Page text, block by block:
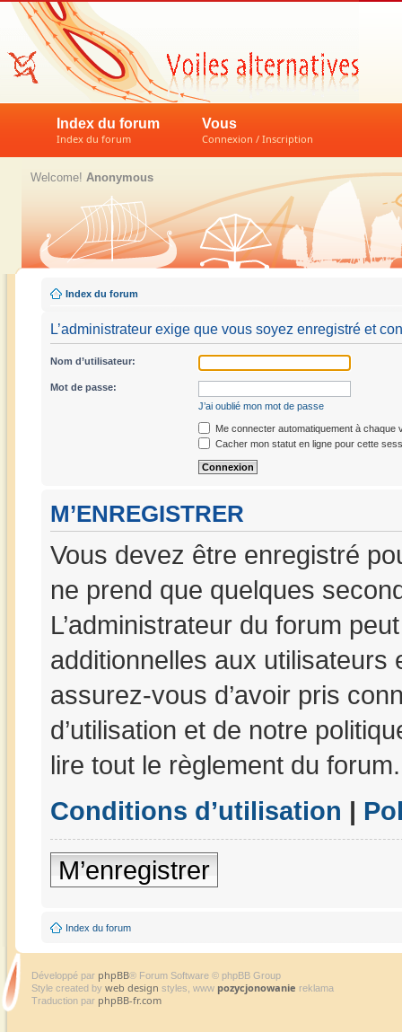
Index du forum
Index du forum
Vous
Connexion / Inscription
Welcome! Anonymous
Index du forum
L’administrateur exige que vous soyez enregistré et
Nom d’utilisateur:
Mot de passe:
J’ai oublié mon mot de passe
Me connecter automatiquement à chaque
Cacher mon statut en ligne pour cette
M’ENREGISTRER
Vous devez être enregistré
ne prend que quelques
L’administrateur du forum
additionnelles aux utilisateurs
assurez-vous d’avoir pris
d’utilisation et de notre
lire tout le règlement du forum.
Conditions d’utilisation |
M’enregistrer
Index du forum
Développé par phpBB® Forum Software © phpBB Group
Style created by web design styles, www pozycjonowanie reklama
Traduction par phpBB-fr.com